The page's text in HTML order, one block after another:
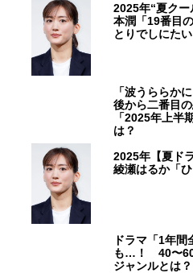
2025年“夏ク
本潤「19番目
とりでしにた
「波うららか
後から二番目
「2025年上半
は？
2025年【夏ド
綾瀬はるか「
ドラマ「1年
も…！ 40〜60
ジャンルとは？